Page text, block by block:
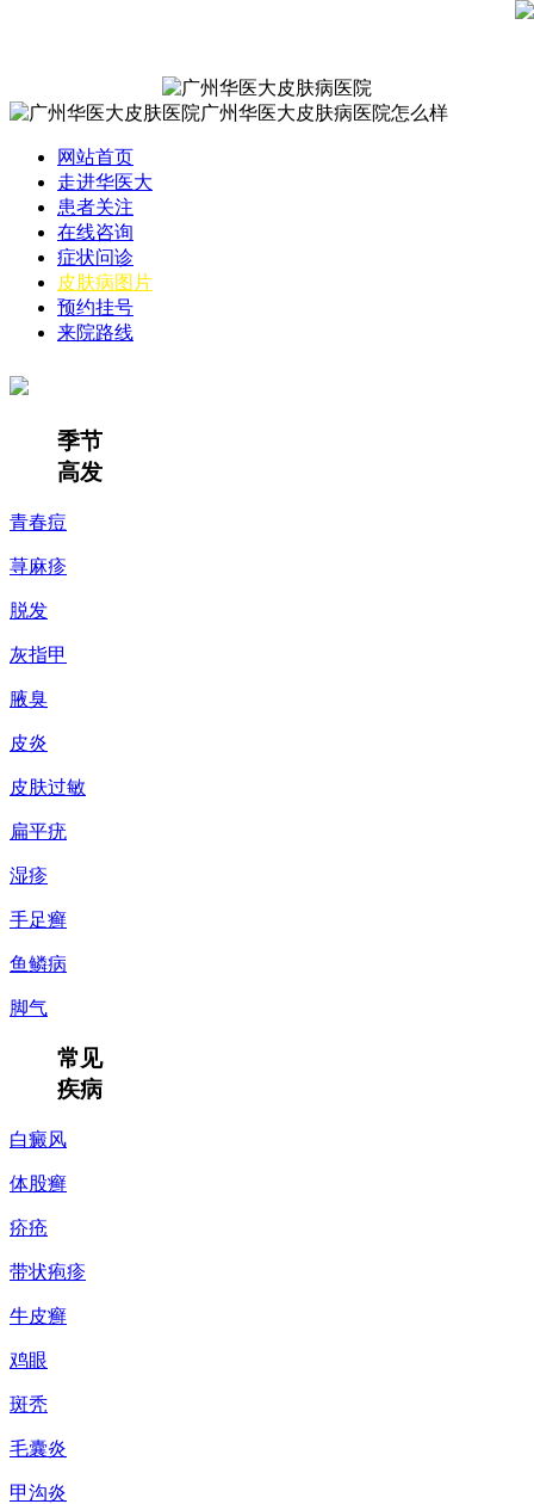
网站首页
走进华医大
患者关注
在线咨询
症状问诊
皮肤病图片
预约挂号
来院路线
季节
高发
青春痘
荨麻疹
脱发
灰指甲
腋臭
皮炎
皮肤过敏
扁平疣
湿疹
手足癣
鱼鳞病
脚气
常见
疾病
白癜风
体股癣
疥疮
带状疱疹
牛皮癣
鸡眼
斑秃
毛囊炎
甲沟炎